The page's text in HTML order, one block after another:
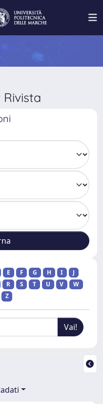
E F G H I
J
R S T U V
W
Z